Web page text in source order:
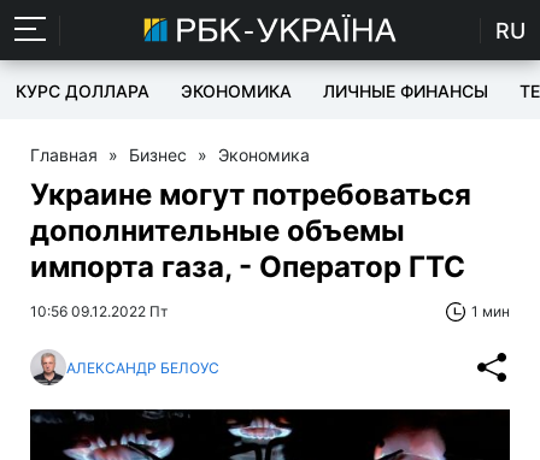
RU
КУРС ДОЛЛАРА ЭКОНОМИКА ЛИЧНЫЕ ФИНАНСЫ
Главная » Бизнес » Экономика
Украине могут потребоваться
дополнительные объемы
импорта газа, - Оператор ГТС
10:56 09.12.2022 Пт 1 мин
АЛЕКСАНДР БЕЛОУС